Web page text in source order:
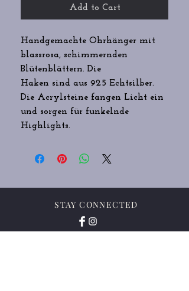
Add to Cart
Handgemachte Ohrhänger mit
blassrosa, schimmernden
Blütenblättern. Die
Haken sind aus 925 Echtsilber.
Die Acrylsteine fangen Licht ein
und sorgen für funkelnde
Highlights.
STAY CONNECTED